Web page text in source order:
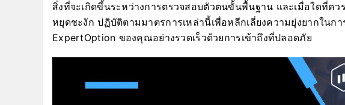
สิ่งที่จะเกิดขึ้นระหว่างการตรวจสอบตัวตนขั้นพื้นฐาน และเมื่อใดที่ค
หยุดชะงัก ปฏิบัติตามมาตรการเหล่านี้เพื่อหลีกเลี่ยงความยุ่งยากในก
ExpertOption ของคุณอย่างรวดเร็วด้วยการเข้าถึงที่ปลอดภัย